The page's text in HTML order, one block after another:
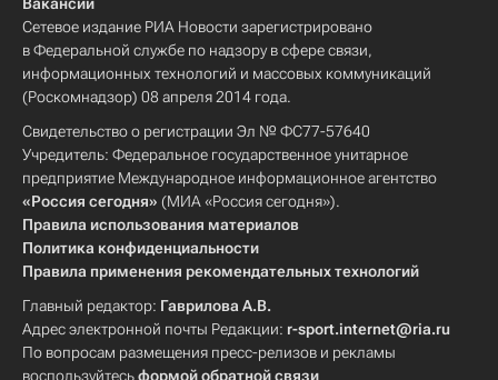
Сетевое издание РИА Новости зарегистрировано
в Федеральной службе по надзору в сфере связи,
информационных технологий и массовых коммуникаций
(Роскомнадзор) 08 апреля 2014 года.
Свидетельство о регистрации Эл № ФС77-57640
Учредитель: Федеральное государственное унитарное
предприятие Международное информационное агентство
«Россия сегодня» (МИА «Россия сегодня»).
Правила использования материалов
Политика конфиденциальности
Правила применения рекомендательных технологий
Главный редактор: Гаврилова А.В.
Адрес электронной почты Редакции: r-sport.internet@ria.ru
По вопросам размещения пресс-релизов и рекламы
воспользуйтесьформой обратной связи